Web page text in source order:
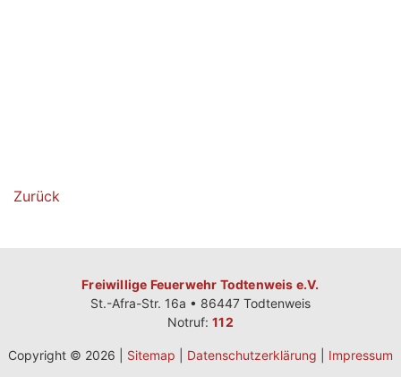
Zurück
Freiwillige Feuerwehr Todtenweis e.V.
St.-Afra-Str. 16a • 86447 Todtenweis
Notruf:112
Copyright © 2026 | Sitemap Datenschutzerklärung Impressum